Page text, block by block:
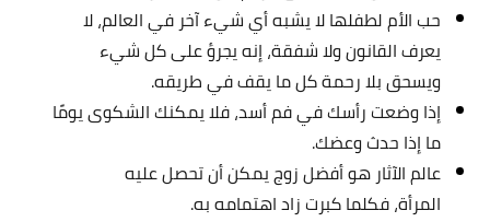
حب الأم لطفلها لا يشبه أي شيء آخر في العالم، لا
يعرف القانون ولا شفقة، إنه يجرؤ على كل شيء
ويسحق بلا رحمة كل ما يقف في طريقه.
إذا وضعت رأسك في فم أسد، فلا يمكنك الشكوى يومًا
ما إذا حدث وعضك.
عالم الآثار هو أفضل زوج يمكن أن تحصل عليه
المرأة، فكلما كبرت زاد اهتمامه به.